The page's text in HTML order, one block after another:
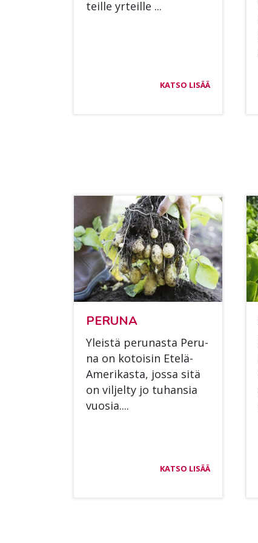
teil­le yr­teil­le ...
KATSO LISÄÄ
PE­RU­NA
Yleis­tä pe­ru­nas­ta Pe­ru­
na on ko­toi­sin Ete­lä-
Ame­ri­kas­ta, jos­sa sitä
on vil­jel­ty jo tu­han­sia
vuo­sia....
KATSO LISÄÄ